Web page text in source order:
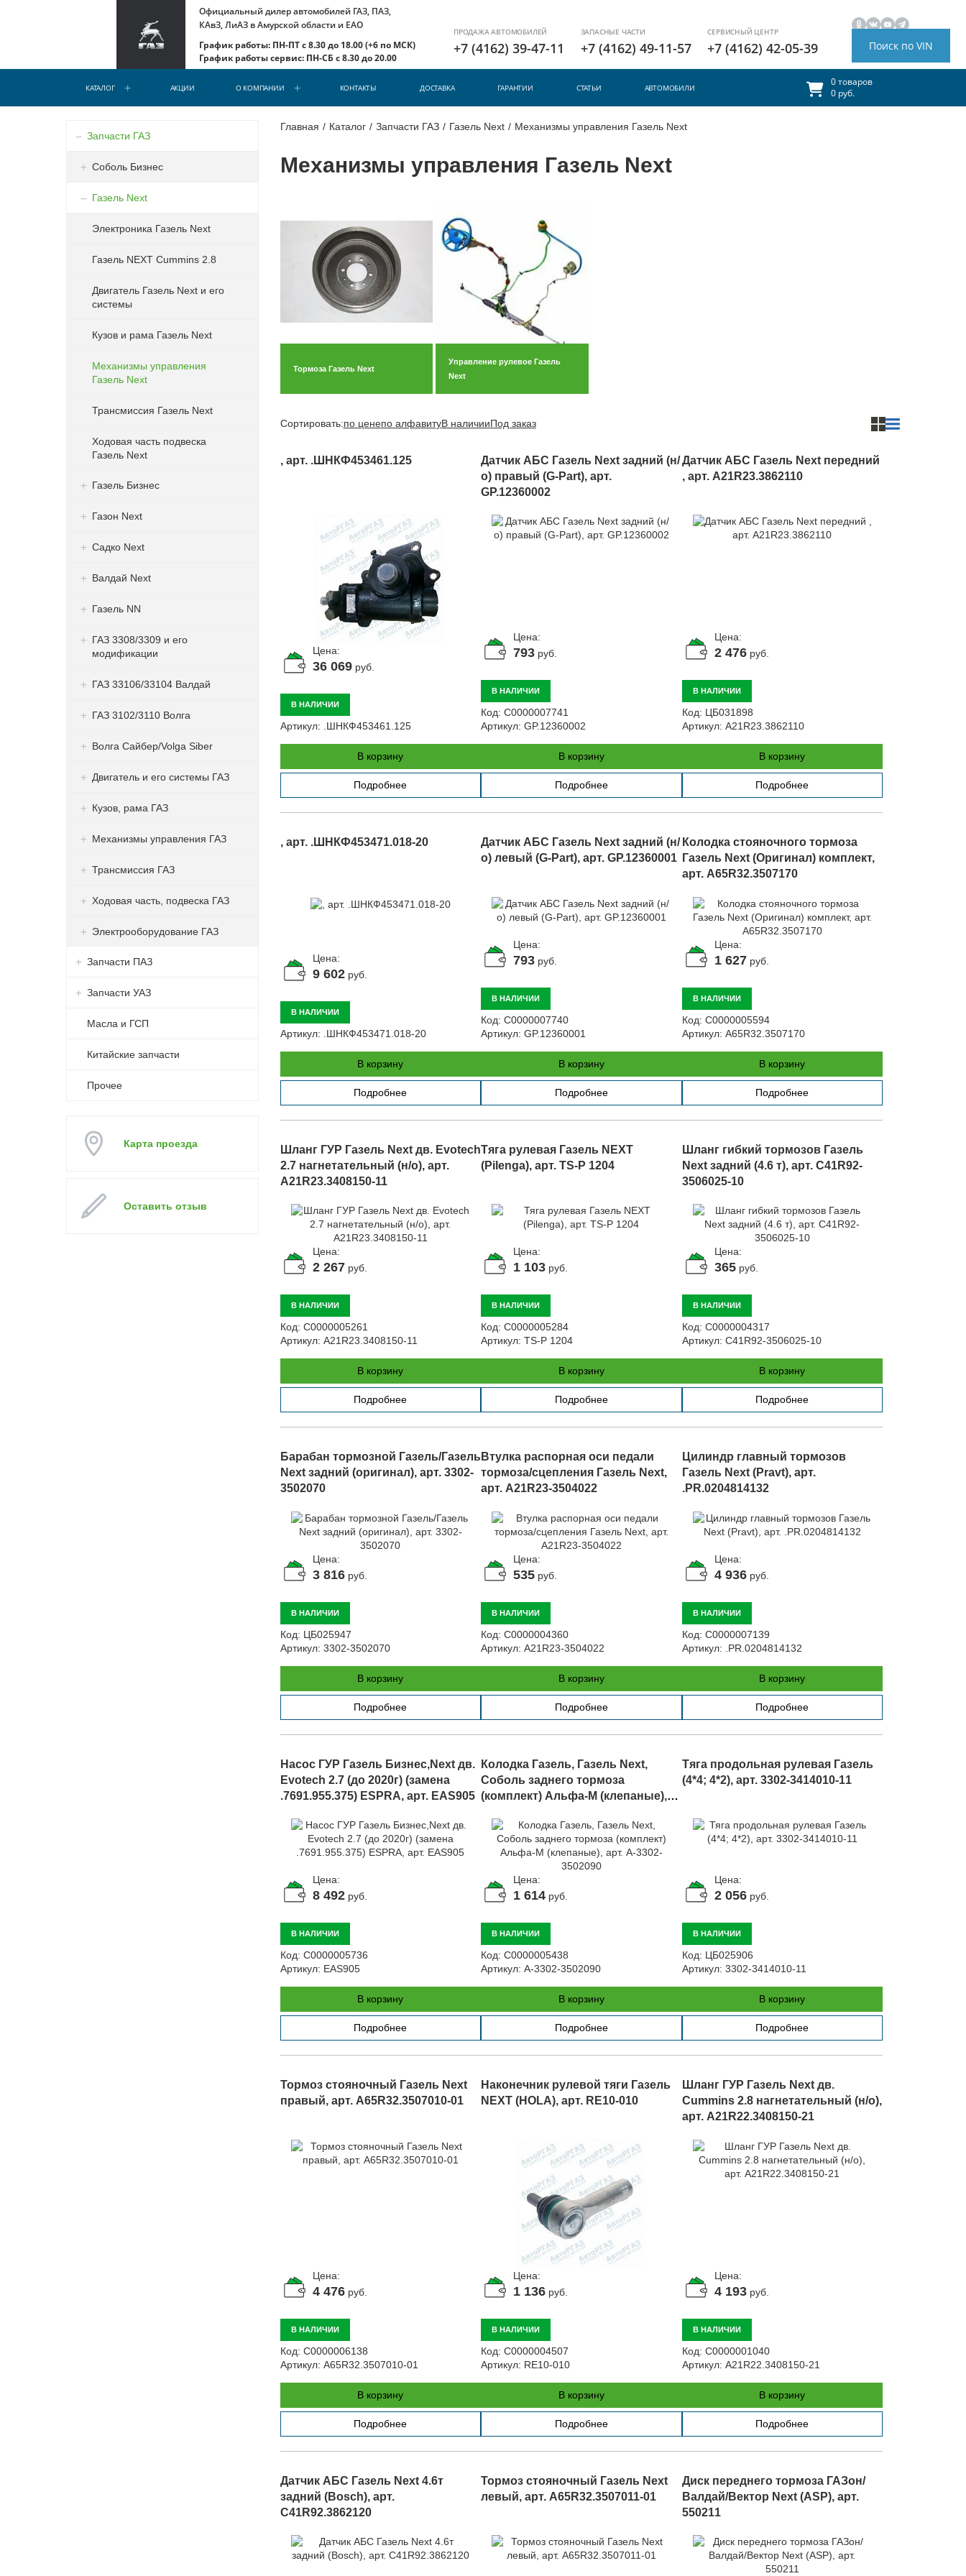
Официальный дилер автомобилей ГАЗ, ПАЗ,
КАвЗ, ЛиАЗ в Амурской области и ЕАО
График работы: ПН-ПТ с 8.30 до 18.00 (+6 по МСК)
График работы сервис: ПН-СБ с 8.30 до 20.00
ПРОДАЖА АВТОМОБИЛЕЙ
+7 (4162) 39-47-11
ЗАПАСНЫЕ ЧАСТИ
+7 (4162) 49-11-57
СЕРВИСНЫЙ ЦЕНТР
+7 (4162) 42-05-39 Поиск по VIN
КАТАЛОГ АКЦИИ О КОМПАНИИ КОНТАКТЫ ДОСТАВКА ГАРАНТИИ СТАТЬИ АВТОМОБИЛИ
0 товаров
0 руб.
Главная / Каталог / Запчасти ГАЗ / Газель Next / Механизмы управления Газель Next
Механизмы управления Газель Next
Запчасти ГАЗ
Соболь Бизнес
Газель Next
Электроника Газель Next
Газель NEXT Cummins 2.8
Двигатель Газель Next и его
системы
Кузов и рама Газель Next
Механизмы управления
Газель Next
Трансмиссия Газель Next
Ходовая часть подвеска
Газель Next
Газель Бизнес
Газон Next
Садко Next
Валдай Next
Газель NN
ГАЗ 3308/3309 и его
модификации
ГАЗ 33106/33104 Валдай
ГАЗ 3102/3110 Волга
Волга Сайбер/Volga Siber
Двигатель и его системы ГАЗ
Кузов, рама ГАЗ
Механизмы управления ГАЗ
Трансмиссия ГАЗ
Ходовая часть, подвеска ГАЗ
Электрооборудование ГАЗ
Запчасти ПАЗ
Запчасти УАЗ
Масла и ГСП
Китайские запчасти
Прочее
Карта проезда
Оставить отзыв
Тормоза Газель Next
Управление рулевое Газель
Next
Сортировать:по ценепо алфавитуВ наличииПод заказ
, арт. .ШНКФ453461.125
Цена:
36 069руб.
В НАЛИЧИИ
Артикул: .ШНКФ453461.125
В корзину
Подробнее
Датчик АБС Газель Next задний (н/
о) правый (G-Part), арт.
GP.12360002
Цена:
793 руб.
В НАЛИЧИИ
Код: С0000007741
Артикул: GP.12360002
В корзину
Подробнее
Датчик АБС Газель Next передний
, арт. A21R23.3862110
Цена:
2 476руб.
В НАЛИЧИИ
Код: ЦБ031898
Артикул: A21R23.3862110
В корзину
Подробнее
, арт. .ШНКФ453471.018-20
Цена:
9 602руб.
В НАЛИЧИИ
Артикул: .ШНКФ453471.018-20
В корзину
Подробнее
Датчик АБС Газель Next задний (н/
о) левый (G-Part), арт. GP.12360001
Цена:
793 руб.
В НАЛИЧИИ
Код: С0000007740
Артикул: GP.12360001
В корзину
Подробнее
Колодка стояночного тормоза
Газель Next (Оригинал) комплект,
арт. А65R32.3507170
Цена:
1 627руб.
В НАЛИЧИИ
Код: С0000005594
Артикул: А65R32.3507170
В корзину
Подробнее
Шланг ГУР Газель Next дв. Evotech
2.7 нагнетательный (н/о), арт.
A21R23.3408150-11
Цена:
2 267руб.
В НАЛИЧИИ
Код: С0000005261
Артикул: A21R23.3408150-11
В корзину
Подробнее
Тяга рулевая Газель NEXT
(Pilenga), арт. TS-P 1204
Цена:
1 103 руб.
В НАЛИЧИИ
Код: С0000005284
Артикул: TS-P 1204
В корзину
Подробнее
Шланг гибкий тормозов Газель
Next задний (4.6 т), арт. C41R92-
3506025-10
Цена:
365руб.
В НАЛИЧИИ
Код: С0000004317
Артикул: C41R92-3506025-10
В корзину
Подробнее
Барабан тормозной Газель/Газель
Next задний (оригинал), арт. 3302-
3502070
Цена:
3 816руб.
В НАЛИЧИИ
Код: ЦБ025947
Артикул: 3302-3502070
В корзину
Подробнее
Втулка распорная оси педали
тормоза/сцепления Газель Next,
арт. A21R23-3504022
Цена:
535 руб.
В НАЛИЧИИ
Код: С0000004360
Артикул: A21R23-3504022
В корзину
Подробнее
Цилиндр главный тормозов
Газель Next (Pravt), арт.
.PR.0204814132
Цена:
4 936руб.
В НАЛИЧИИ
Код: С0000007139
Артикул:
.PR.0204814132
В корзину
Подробнее
Насос ГУР Газель Бизнес,Next дв.
Evotech 2.7 (до 2020г) (замена
.7691.955.375) ESPRA, арт. EAS905
Цена:
8 492руб.
В НАЛИЧИИ
Код: С0000005736
Артикул: EAS905
В корзину
Подробнее
Колодка Газель, Газель Next,
Соболь заднего тормоза
(комплект) Альфа-М (клепаные),
Цена:
1 614 руб.
В НАЛИЧИИ
Код: С0000005438
Артикул: A-3302-3502090
В корзину
Подробнее
Тяга продольная рулевая Газель
(4*4; 4*2), арт. 3302-3414010-11
Цена:
2 056руб.
В НАЛИЧИИ
Код: ЦБ025906
Артикул: 3302-3414010-11
В корзину
Подробнее
Тормоз стояночный Газель Next
правый, арт. A65R32.3507010-01
Цена:
4 476руб.
В НАЛИЧИИ
Код: С0000006138
Артикул: A65R32.3507010-01
В корзину
Подробнее
Наконечник рулевой тяги Газель
NEXT (HOLA), арт. RE10-010
Цена:
1 136 руб.
В НАЛИЧИИ
Код: С0000004507
Артикул: RE10-010
В корзину
Подробнее
Шланг ГУР Газель Next дв.
Cummins 2.8 нагнетательный (н/о),
арт. A21R22.3408150-21
Цена:
4 193руб.
В НАЛИЧИИ
Код: С0000001040
Артикул: A21R22.3408150-21
В корзину
Подробнее
Датчик АБС Газель Next 4.6т
задний (Bosch), арт.
C41R92.3862120
Тормоз стояночный Газель Next
левый, арт. A65R32.3507011-01
Диск переднего тормоза ГАЗон/
Валдай/Вектор Next (ASP), арт.
550211